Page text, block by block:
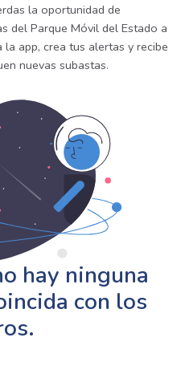
la oportunidad de
del Parque Móvil del Estado a
app, crea tus alertas y recibe
nuevas subastas.
hay ninguna
con los